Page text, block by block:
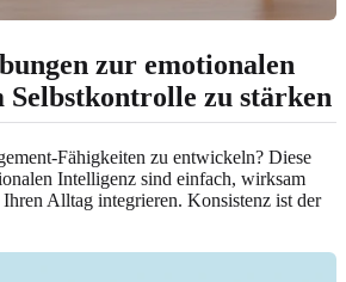
zur emotionalen
zu stärken
Fähigkeiten zu entwickeln? Diese
Intelligenz sind einfach, wirksam
Alltag integrieren. Konsistenz ist der